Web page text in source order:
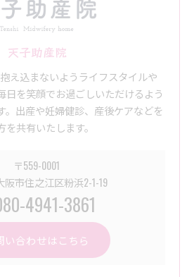
天子助産院
え込まないようライフスタイルや
日を笑顔でお過ごしいただけるよう
。出産や妊婦健診、産後ケアなどを
共有いたします。
〒559-0001
阪市住之江区粉浜2-1-19
4941-3861
い合わせはこちら